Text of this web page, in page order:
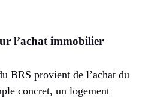
l’achat immobilier
BRS provient de l’achat du
concret, un logement